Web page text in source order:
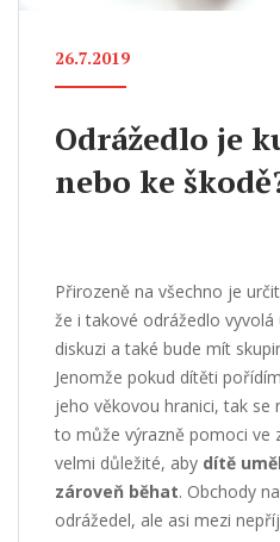
26.7.2019
Odrážedlo je
nebo ke
Přirozeně na všechno je
že i takové odrážedlo
diskuzi a také bude mít
Jenomže pokud dítěti
jeho věkovou hranici, tak se
to může výrazně pomoci ve
velmi důležité, aby dítě
zároveň běhat. Obchody
odrážedel, ale asi mezi